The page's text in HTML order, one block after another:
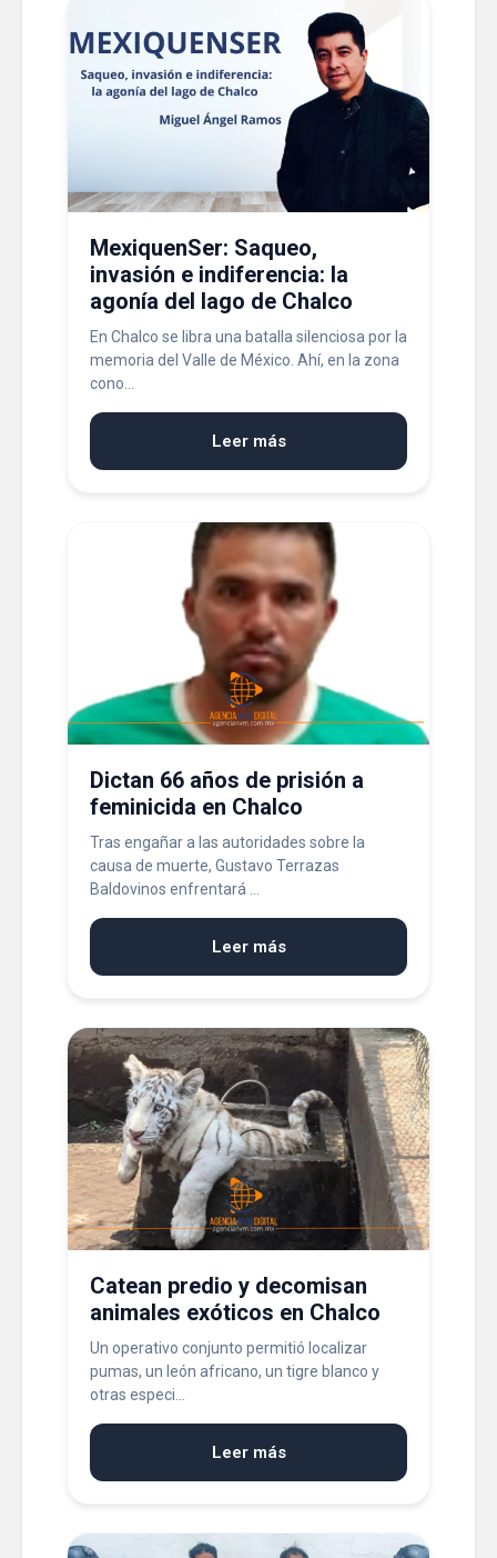
MexiquenSer: Saqueo,
invasión e indiferencia: la
agonía del lago de Chalco
En Chalco se libra una batalla silenciosa por la
memoria del Valle de México. Ahí, en la zona
cono...
Leer más
Dictan 66 años de prisión a
feminicida en Chalco
Tras engañar a las autoridades sobre la
causa de muerte, Gustavo Terrazas
Baldovinos enfrentará ...
Leer más
Catean predio y decomisan
animales exóticos en Chalco
Un operativo conjunto permitió localizar
pumas, un león africano, un tigre blanco y
otras especi...
Leer más